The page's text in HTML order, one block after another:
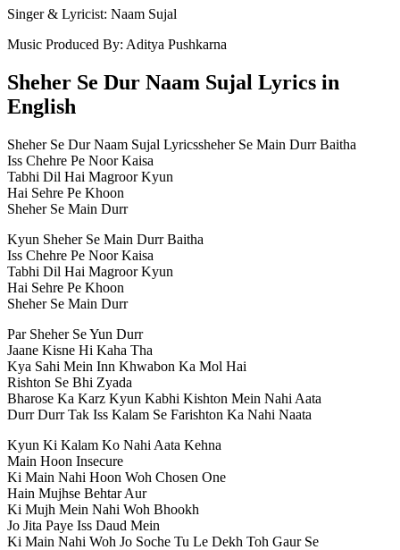
Singer & Lyricist: Naam Sujal
Music Produced By: Aditya Pushkarna
Sheher Se Dur Naam Sujal Lyrics in
English
Sheher Se Dur Naam Sujal Lyricssheher Se Main Durr Baitha
Iss Chehre Pe Noor Kaisa
Tabhi Dil Hai Magroor Kyun
Hai Sehre Pe Khoon
Sheher Se Main Durr
Kyun Sheher Se Main Durr Baitha
Iss Chehre Pe Noor Kaisa
Tabhi Dil Hai Magroor Kyun
Hai Sehre Pe Khoon
Sheher Se Main Durr
Par Sheher Se Yun Durr
Jaane Kisne Hi Kaha Tha
Kya Sahi Mein Inn Khwabon Ka Mol Hai
Rishton Se Bhi Zyada
Bharose Ka Karz Kyun Kabhi Kishton Mein Nahi Aata
Durr Durr Tak Iss Kalam Se Farishton Ka Nahi Naata
Kyun Ki Kalam Ko Nahi Aata Kehna
Main Hoon Insecure
Ki Main Nahi Hoon Woh Chosen One
Hain Mujhse Behtar Aur
Ki Mujh Mein Nahi Woh Bhookh
Jo Jita Paye Iss Daud Mein
Ki Main Nahi Woh Jo Soche Tu Le Dekh Toh Gaur Se